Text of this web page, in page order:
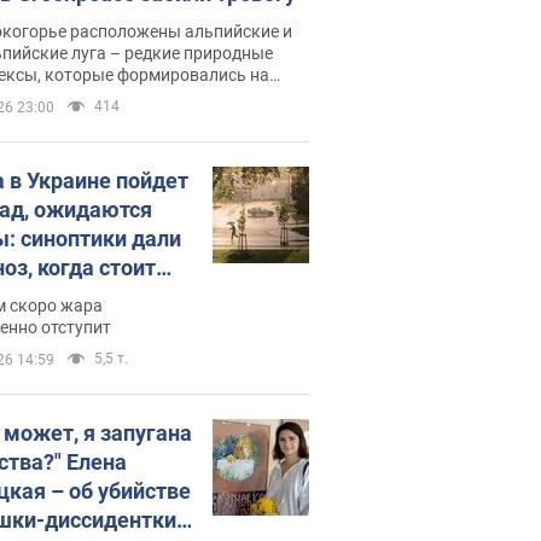
расположены альпийские и
луга – редкие природные
которые формировались на
сотен лет
23:00 414
Украине пойдет
ожидаются
синоптики дали
когда стоит
изменения
скоро жара
отступит
14:59 5,5 т.
я запугана
Елена
– об убийстве
диссидентки